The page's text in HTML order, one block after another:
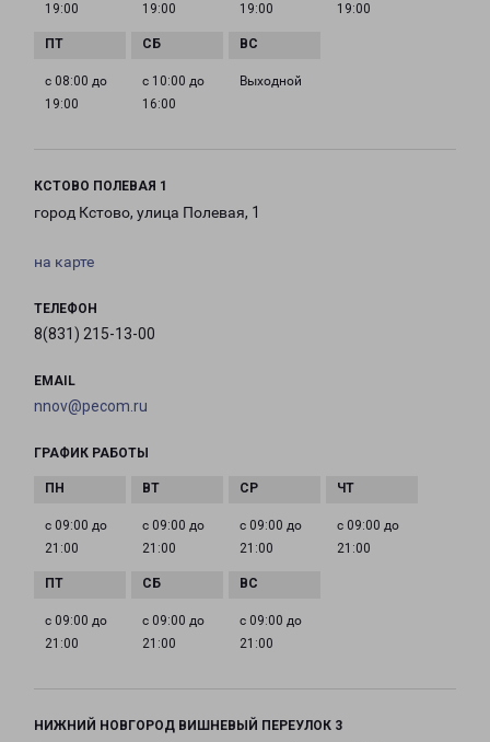
19:00
19:00
19:00
19:00
с 08:00 до
19:00
с 10:00 до
16:00
Выходной
КСТОВО ПОЛЕВАЯ 1
город Кстово, улица Полевая, 1
на карте
ТЕЛЕФОН
8(831) 215-13-00
EMAIL
nnov@pecom.ru
ГРАФИК РАБОТЫ
с 09:00 до
21:00
с 09:00 до
21:00
с 09:00 до
21:00
с 09:00 до
21:00
с 09:00 до
21:00
с 09:00 до
21:00
с 09:00 до
21:00
НИЖНИЙ НОВГОРОД ВИШНЕВЫЙ ПЕРЕУЛОК 3